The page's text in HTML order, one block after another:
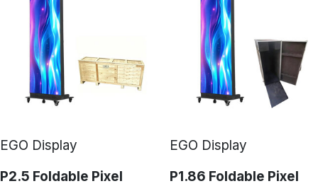
EGO Display
P2.5 Foldable Pixel
EGO Display
P1.86 Foldable Pixel